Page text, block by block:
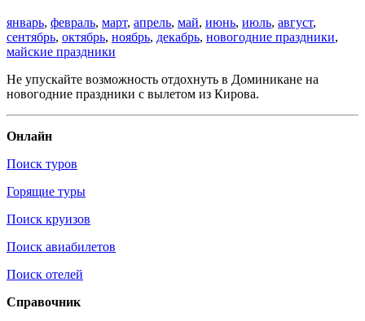
январь, февраль, март, апрель, май, июнь, июль, август,
сентябрь, октябрь, ноябрь, декабрь, новогодние праздники,
майские праздники
Не упускайте возможность отдохнуть в Доминикане на
новогодние праздники с вылетом из Кирова.
Онлайн
Поиск туров
Горящие туры
Поиск круизов
Поиск авиабилетов
Поиск отелей
Справочник